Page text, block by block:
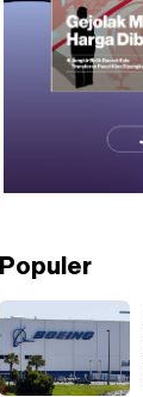
Populer